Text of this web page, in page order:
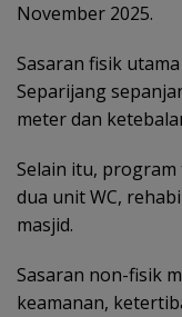
November 2025.
Sasaran fisik
Separijang
meter dan
Selain itu,
dua unit WC,
masjid.
Sasaran non-fisik
keamanan,